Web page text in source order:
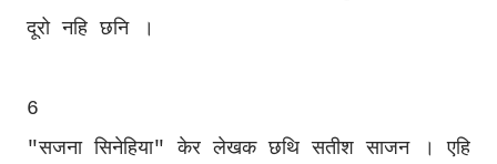
दूरो नहि छनि ।
6
"सजना सिनेहिया" केर लेखक छथि सतीश साजन । एहि